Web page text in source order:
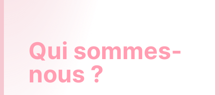
Qui sommes-
nous ?